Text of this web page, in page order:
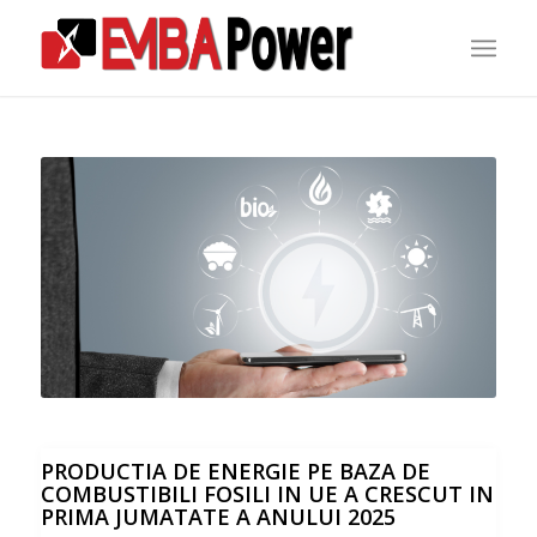
PRODUCTIA DE ENERGIE PE BAZA DE
COMBUSTIBILI FOSILI IN UE A CRESCUT IN
PRIMA JUMATATE A ANULUI 2025